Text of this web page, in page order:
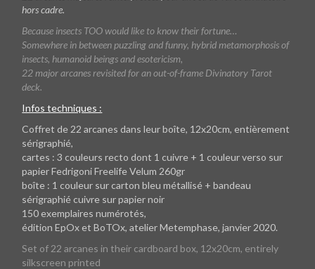
hors cadre.
Because insects TOO would like to know their fortune…
Somewhere in between puzzling and funny, hybrid metamorphosis of
insects, humanoid beings and esotericism,
22 major arcanes revisited for an out-of-frame Divinatory Tarot
deck.
Infos techniques :
Coffret de 22 arcanes dans leur boîte, 12x20cm, entièrement
sérigraphié,
cartes : 3 couleurs recto dont 1 cuivre + 1 couleur verso sur
papier Fedrigoni Freelife Velum 260gr
boîte : 1 couleur sur carton bleu métallisé + bandeau
sérigraphié cuivre sur papier noir
150 exemplaires numérotés,
édition EpOx et BoTOx, atelier Metemphase, janvier 2020.
Set of 22 arcanes in their cardboard box, 12x20cm, entirely
silkscreen printed